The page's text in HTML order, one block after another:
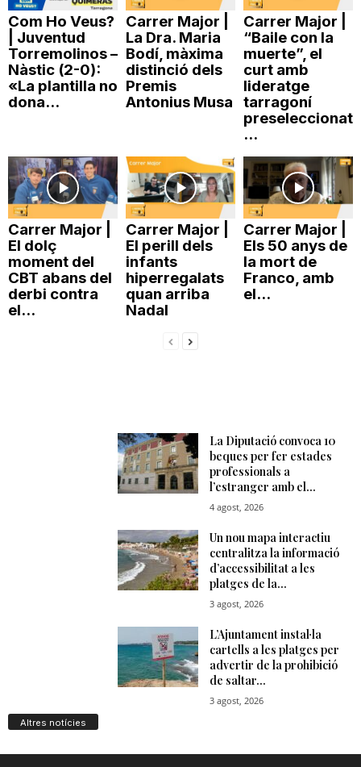
Com Ho Veus?
| Juventud
Torremolinos –
Nàstic (2-0):
«La plantilla no
dona...
Carrer Major |
La Dra. Maria
Bodí, màxima
distinció dels
Premis
Antonius Musa
Carrer Major |
“Baile con la
muerte”, el
curt amb
lideratge
tarragoní
preseleccionat
...
Carrer Major |
El dolç
moment del
CBT abans del
derbi contra
el...
Carrer Major |
El perill dels
infants
hiperregalats
quan arriba
Nadal
Carrer Major |
Els 50 anys de
la mort de
Franco, amb
el...
Altres notícies